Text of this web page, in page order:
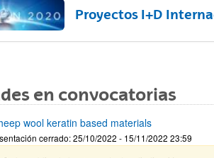
Proyectos I+D
en convocatorias
wool keratin based materials
cerrado: 25/10/2022 - 15/11/2022 23:59